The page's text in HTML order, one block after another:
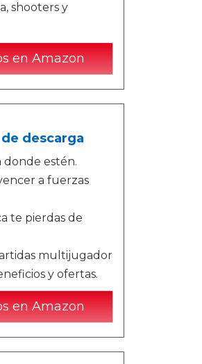
shooters y
en Amazon
descarga
donde estén.
a fuerzas
te pierdas de
multijugador
y ofertas.
en Amazon